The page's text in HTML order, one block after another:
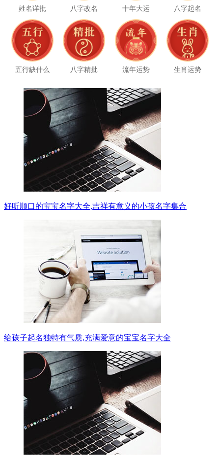
姓名详批 八字改名 十年大运 八字起名
五行缺什么 八字精批 流年运势 生肖运势
好听顺口的宝宝名字大全,吉祥有意义的小孩名字集合
给孩子起名独特有气质,充满爱意的宝宝名字大全